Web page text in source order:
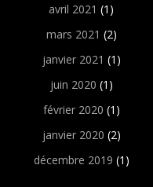
avril 2021 (1)
mars 2021 (2)
janvier 2021 (1)
juin 2020 (1)
février 2020 (1)
janvier 2020 (2)
décembre 2019 (1)